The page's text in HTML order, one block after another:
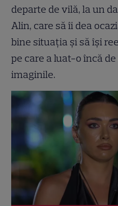
departe de vilă, la un
Alin, care să îi dea
bine situaţia şi să îşi
pe care a luat-o încă
imaginile.